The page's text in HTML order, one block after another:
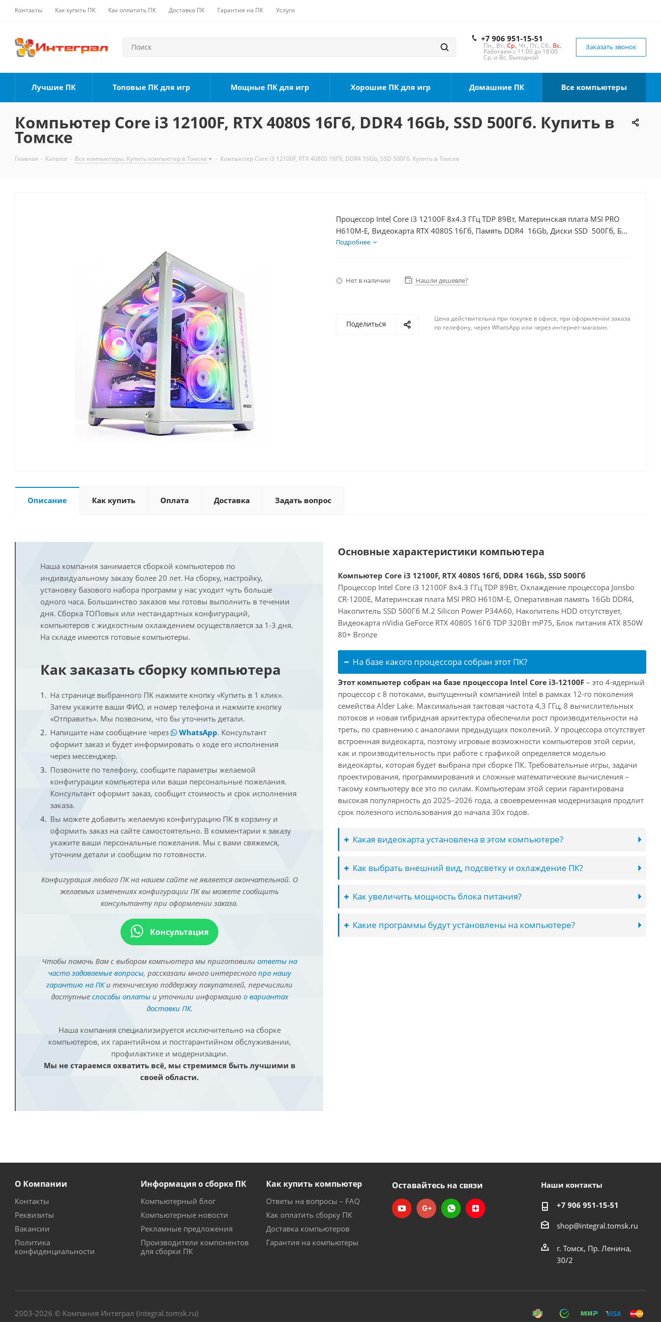
Контакты Как купить ПК Как оплатить ПК Доставка ПК Гарантия на ПК Услуги
+7 906 951-15-51
Пн., Вт., Ср., Чт., Пт., Сб., Вс.
Работаем с 11:00 до 18:00
Ср. и Вс. Выходной
Заказать звонок
Лучшие ПК Топовые ПК для игр Мощные ПК для игр Хорошие ПК для игр Домашние ПК Все компьютеры
Компьютер Core i3 12100F, RTX 4080S 16Гб, DDR4 16Gb, SSD 500Гб. Купить в
Томске
Главная - Каталог - Все компьютеры. Купить компьютер в Томске - Компьютер Core i3 12100F, RTX 4080S 16Гб, DDR4 16Gb, SSD 500Гб. Купить в Томске
Процессор Intel Core i3 12100F 8x4.3 ГГц TDP 89Вт, Материнская плата MSI PRO
H610M-E, Видеокарта RTX 4080S 16Гб, Память DDR4 16Gb, Диски SSD 500Гб, БП
850Вт
Подробнее
Нет в наличии Нашли дешевле?
Поделиться
Цена действительна при покупке в офисе, при оформлении заказа
по телефону, через WhatsApp или через интернет-магазин.
Описание Как купить Оплата Доставка Задать вопрос
Наша компания занимается сборкой компьютеров по
индивидуальному заказу более 20 лет. На сборку, настройку,
установку базового набора программ у нас уходит чуть больше
одного часа. Большинство заказов мы готовы выполнить в течении
дня. Сборка ТОПовых или нестандартных конфигураций,
компьютеров с жидкостным охлаждением осуществляется за 1-3 дня.
На складе имеются готовые компьютеры.
Как заказать сборку компьютера
На странице выбранного ПК нажмите кнопку «Купить в 1 клик».
Затем укажите ваши ФИО, и номер телефона и нажмите кнопку
«Отправить». Мы позвоним, что бы уточнить детали.
Напишите нам сообщение через
WhatsApp. Консультант
оформит заказ и будет информировать о ходе его исполнения
через мессенджер.
Позвоните по телефону, сообщите параметры желаемой
конфигурации компьютера или ваши персональные пожелания.
Консультант оформит заказ, сообщит стоимость и срок исполнения
заказа.
Вы можете добавить желаемую конфигурацию ПК в корзину и
оформить заказ на сайте самостоятельно. В комментарии к заказу
укажите ваши персональные пожелания. Мы с вами свяжемся,
уточним детали и сообщим по готовности.
Конфигурация любого ПК на нашем сайте не является окончательной. О
желаемых изменениях конфигурации ПК вы можете сообщить
консультанту при оформлении заказа.
Консультация
Чтобы помочь Вам с выбором компьютера мы приготовили ответы на
часто задаваемые вопросы, рассказали много интересного про нашу
гарантию на ПКи техническую поддержку покупателей, перечислили
доступные способы оплатыи уточнили информацию о вариантах
доставки ПК.
Наша компания специализируется исключительно на сборке
компьютеров, их гарантийном и постгарантийном обслуживании,
профилактике и модернизации.
Мы не стараемся охватить всё, мы стремимся быть лучшими в
своей области.
Основные характеристики компьютера
Компьютер Core i3 12100F, RTX 4080S 16Гб, DDR4 16Gb, SSD 500Гб
Процессор Intel Core i3 12100F 8x4.3 ГГц TDP 89Вт, Охлаждение процессора Jonsbo
CR-1200E, Материнская плата MSI PRO H610M-E, Оперативная память 16Gb DDR4,
Накопитель SSD 500Гб M.2 Silicon Power P34A60, Накопитель HDD отсутствует,
Видеокарта nVidia GeForce RTX 4080S 16Гб TDP 320Вт mP75, Блок питания ATX 850W
80+ Bronze
На базе какого процессора собран этот ПК?
Этот компьютер собран на базе процессора Intel Core i3-12100F – это 4-ядерный
процессор с 8 потоками, выпущенный компанией Intel в рамках 12-го поколения
семейства Alder Lake. Максимальная тактовая частота 4,3 ГГц, 8 вычислительных
потоков и новая гибридная архитектура обеспечили рост производительности на
треть, по сравнению с аналогами предыдущих поколений. У процессора отсутствует
встроенная видеокарта, поэтому игровые возможности компьютеров этой серии,
как и производительность при работе с графикой определяется моделью
видеокарты, которая будет выбрана при сборке ПК. Требовательные игры, задачи
проектирования, программирования и сложные математические вычисления –
такому компьютеру все это по силам. Компьютерам этой серии гарантирована
высокая популярность до 2025–2026 года, а своевременная модернизация продлит
срок полезного использования до начала 30х годов.
Какая видеокарта установлена в этом компьютере?
Как выбрать внешний вид, подсветку и охлаждение ПК?
Как увеличить мощность блока питания?
Какие программы будут установлены на компьютере?
О Компании
Контакты
Реквизиты
Вакансии
Политика
конфиденциальности
Информация о сборке ПК
Компьютерный блог
Компьютерные новости
Рекламные предложения
Производители компонентов
для сборки ПК
Как купить компьютер
Ответы на вопросы – FAQ
Как оплатить сборку ПК
Доставка компьютеров
Гарантия на компьютеры
Оставайтесь на связи Наши контакты
+7 906 951-15-51
shop@integral.tomsk.ru
г. Томск, Пр. Ленина,
30/2
2003-2026 © Компания Интеграл (integral.tomsk.ru)